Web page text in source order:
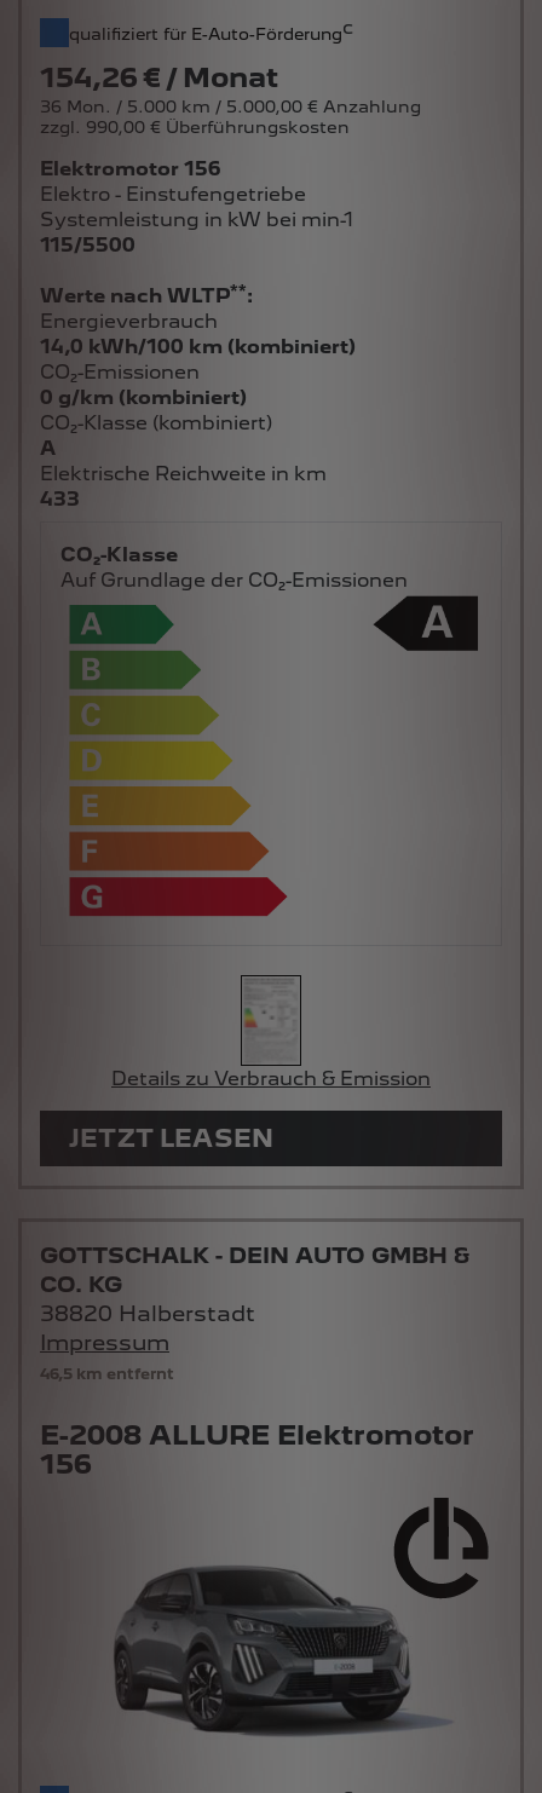
qualifiziert für E-Auto-Förderungc
154,26 € / Monat
36 Mon. / 5.000 km / 5.000,00 € Anzahlung
zzgl. 990,00 € Überführungskosten
Elektromotor 156
Elektro - Einstufengetriebe
Systemleistung in kW bei min-1
115/5500
Werte nach WLTP**:
Energieverbrauch
14,0 kWh/100 km (kombiniert)
CO₂-Emissionen
0 g/km (kombiniert)
CO₂-Klasse (kombiniert)
A
Elektrische Reichweite in km
433
CO₂-Klasse
Auf Grundlage der CO₂-Emissionen
Details zu Verbrauch & Emission
JETZT LEASEN
46,5 km entfernt
E-2008 ALLURE Elektromotor
156
GOTTSCHALK - DEIN AUTO GMBH &
CO. KG
38820 Halberstadt
Impressum